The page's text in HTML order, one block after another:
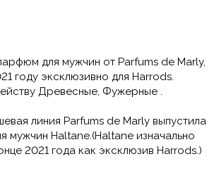
для мужчин от Parfums de Marly,
году эксклюзивно для Harrods.
Древесные, Фужерные .
линия Parfums de Marly выпустила
мужчин Haltane.(Haltane изначально
2021 года как эксклюзив Harrods.)